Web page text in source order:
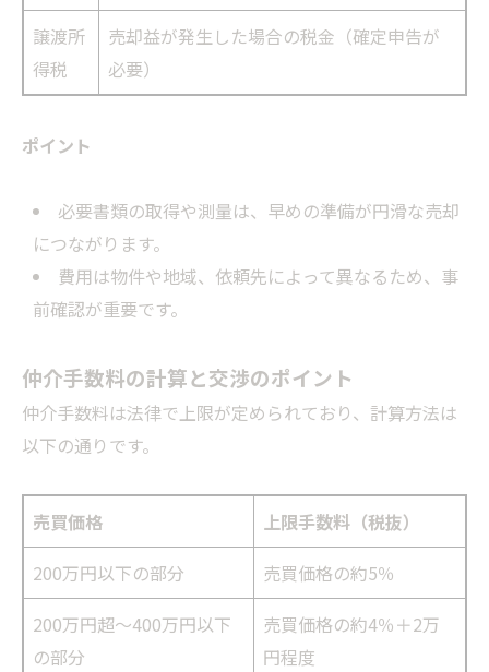
譲渡所
得税
売却益が発生した場合の税金（確定申告が
必要）
ポイント
必要書類の取得や測量は、早めの準備が円滑な売却
につながります。
費用は物件や地域、依頼先によって異なるため、事
前確認が重要です。
仲介手数料の計算と交渉のポイント
仲介手数料は法律で上限が定められており、計算方法は
以下の通りです。
売買価格
上限手数料（税抜）
200万円以下の部分
売買価格の約5％
200万円超～400万円以下
の部分
売買価格の約4％＋2万
円程度